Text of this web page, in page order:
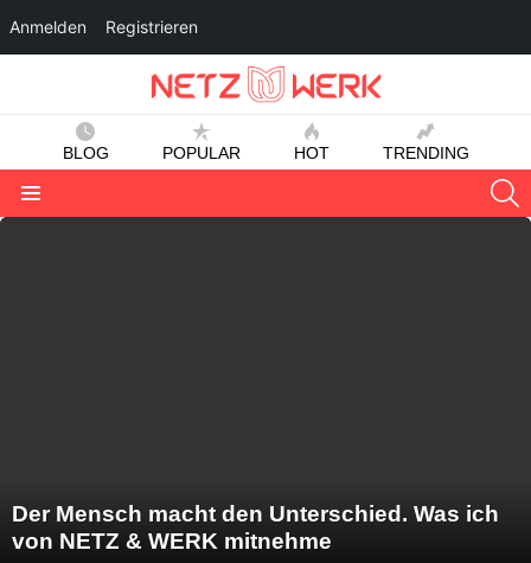
BLOG POPULAR HOT TRENDING
Der Mensch macht den Unterschied. Was ich
von NETZ & WERK mitnehme
Anmelden Registrieren